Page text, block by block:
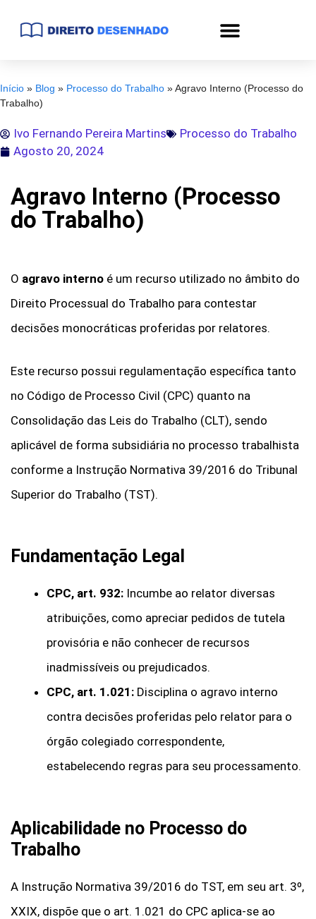
Início » Blog » Processo do Trabalho »Agravo Interno (Processo do
Trabalho)
Ivo Fernando Pereira Martins
Processo do Trabalho
Agosto 20, 2024
Agravo Interno (Processo
do Trabalho)
O agravo interno é um recurso utilizado no âmbito do
Direito Processual do Trabalho para contestar
decisões monocráticas proferidas por relatores.
Este recurso possui regulamentação específica tanto
no Código de Processo Civil (CPC) quanto na
Consolidação das Leis do Trabalho (CLT), sendo
aplicável de forma subsidiária no processo trabalhista
conforme a Instrução Normativa 39/2016 do Tribunal
Superior do Trabalho (TST).
Fundamentação Legal
CPC, art. 932: Incumbe ao relator diversas
atribuições, como apreciar pedidos de tutela
provisória e não conhecer de recursos
inadmissíveis ou prejudicados.
CPC, art. 1.021: Disciplina o agravo interno
contra decisões proferidas pelo relator para o
órgão colegiado correspondente,
estabelecendo regras para seu processamento.
Aplicabilidade no Processo do
Trabalho
A Instrução Normativa 39/2016 do TST, em seu art. 3º,
XXIX, dispõe que o art. 1.021 do CPC aplica-se ao